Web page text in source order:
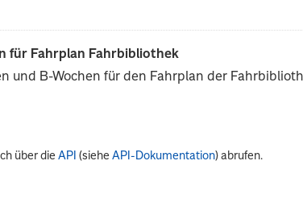
für Fahrplan Fahrbibliothek
und B-Wochen für den Fahrplan der
über dieAPI (sieheAPI-Dokumentation) abrufen.